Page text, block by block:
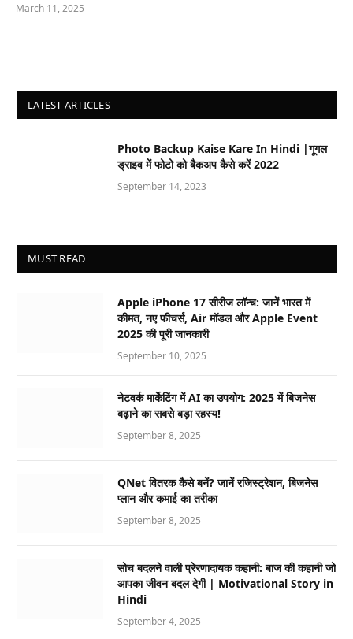
March 11, 2025
LATEST ARTICLES
Photo Backup Kaise Kare In Hindi |गूगल
ड्राइव में फोटो को बैकअप कैसे करें 2022
September 14, 2023
MUST READ
Apple iPhone 17 सीरीज लॉन्च: जानें भारत में
कीमत, नए फीचर्स, Air मॉडल और Apple Event
2025 की पूरी जानकारी
September 10, 2025
नेटवर्क मार्केटिंग में AI का उपयोग: 2025 में बिजनेस
बढ़ाने का सबसे बड़ा रहस्य!
September 8, 2025
QNet वितरक कैसे बनें? जानें रजिस्ट्रेशन, बिजनेस
प्लान और कमाई का तरीका
September 8, 2025
सोच बदलने वाली प्रेरणादायक कहानी: बाज की कहानी जो
आपका जीवन बदल देगी | Motivational Story in
Hindi
September 4, 2025